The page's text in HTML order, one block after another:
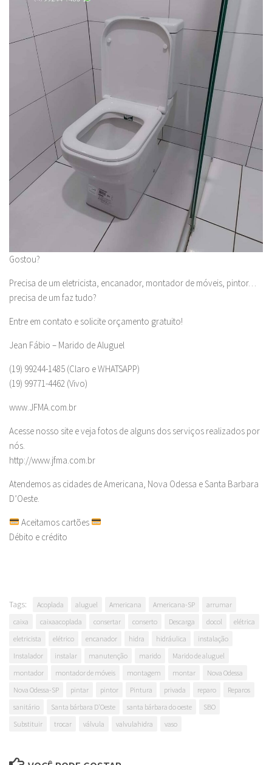
Gostou?
Precisa de um eletricista, encanador, montador de móveis, pintor…
precisa de um faz tudo?
Entre em contato e solicite orçamento gratuito!
Jean Fábio – Marido de Aluguel
(19) 99244-1485 (Claro e WHATSAPP)
(19) 99771-4462 (Vivo)
www.JFMA.com.br
Acesse nosso site e veja fotos de alguns dos serviços realizados por
nós.
http://www.jfma.com.br
Atendemos as cidades de Americana, Nova Odessa e Santa Barbara
D’Oeste.
Aceitamos cartões
Débito e crédito
Tags: Acoplada aluguel Americana Americana-SP
arrumar
caixa
caixaacoplada consertar conserto Descarga docol
elétrica
eletricista
elétrico encanador hidra hidráulica
instalação
Instalador
instalar manutenção marido
Marido de aluguel
montador
montador de móveis montagem montar
Nova Odessa
Nova Odessa-SP
pintar pintor Pintura privada reparo
Reparos
sanitário
Santa bárbara D'Oeste santa bárbara do oeste
SBO
Substituir
trocar válvula valvulahidra vaso